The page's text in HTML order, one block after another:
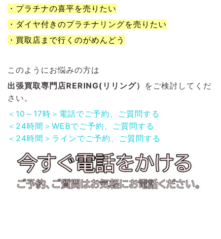
・プラチナの喜平を売りたい
・ダイヤ付きのプラチナリングを売りたい
・買取店まで行くのがめんどう
このようにお悩みの方は
出張買取専門店RERING(リリング） をご検討してくだ
さい。
＜10～17時＞電話でご予約、ご質問する
＜24時間＞WEBでご予約、ご質問する
＜24時間＞ラインでご予約、ご質問する